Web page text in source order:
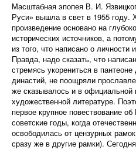
Масштабная эпопея В. И.
Руси» вышла в свет в 1955 году.
произведение основано на
исторических источников, а
из того, что написано о
Правда, надо сказать, что
стремясь укорениться в
династий, не поощряли
же сказывалось и в официальной
художественной литературе.
первое крупное повествование
советские годы, когда
освободилась от цензурных
сразу же в другие рамки).